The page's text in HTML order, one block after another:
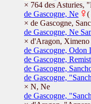
× 764 des Asturies,
de Gascogne, Ne
(
× de Gascogne,
de Gascogne, Ne
× d'Aragon, Ximeno
de Gascogne, Odon
de Gascogne,
de Gascogne,
de Gascogne,
× N, Ne
de Gascogne,